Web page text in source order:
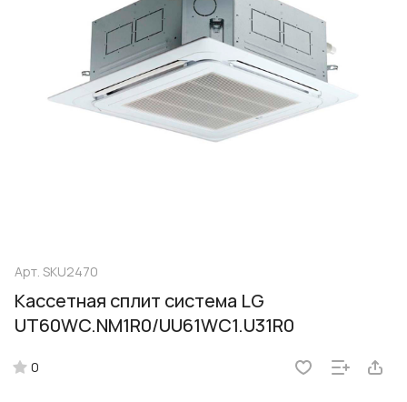
Арт. SKU2470
Кассетная сплит система LG
UT60WC.NM1R0/UU61WC1.U31R0
0